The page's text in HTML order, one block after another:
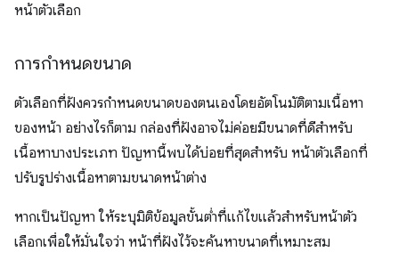
หน้าตัวเลือก
การกำหนดขนาด
ตัวเลือกที่ฝังควรกำหนดขนาดของตนเองโดยอัตโนมัติตามเนื้อหา
ของหน้า อย่างไรก็ตาม กล่องที่ฝังอาจไม่ค่อยมีขนาดที่ดีสำหรับ
เนื้อหาบางประเภท ปัญหานี้พบได้บ่อยที่สุดสำหรับ หน้าตัวเลือกที่
ปรับรูปร่างเนื้อหาตามขนาดหน้าต่าง
หากเป็นปัญหา ให้ระบุมิติข้อมูลขั้นต่ำที่แก้ไขแล้วสำหรับหน้าตัว
เลือกเพื่อให้มั่นใจว่า หน้าที่ฝังไว้จะค้นหาขนาดที่เหมาะสม